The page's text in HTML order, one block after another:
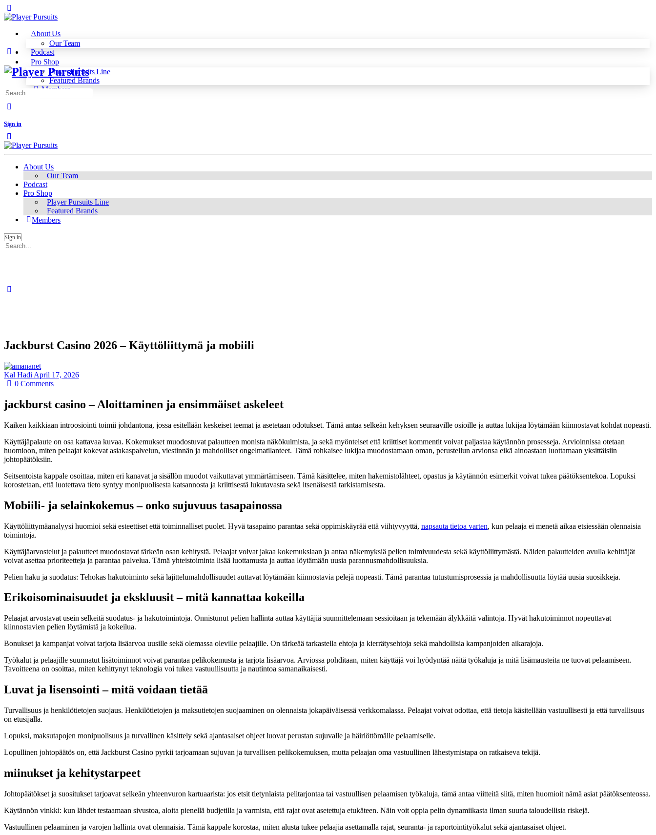
About Us
Our Team
Podcast
Pro Shop
Player Pursuits Line
Featured Brands
Members
Sign in
Search
About Us
Our Team
Podcast
Pro Shop
Player Pursuits Line
Featured Brands
Members
Sign in
Search
Jackburst Casino 2026 – Käyttöliittymä ja mobiili
Kal Hadi April 17, 2026
0Comments
jackburst casino – Aloittaminen ja ensimmäiset askeleet
Kaiken kaikkiaan introosiointi toimii johdantona, jossa esitellään keskeiset teemat ja asetetaan odotukset. Tämä antaa selkeän kehyksen seuraaville osioille ja auttaa lukijaa löytämään kiinnostavat kohdat nopeasti.
Käyttäjäpalaute on osa kattavaa kuvaa. Kokemukset muodostuvat palautteen monista näkökulmista, ja sekä myönteiset että kriittiset kommentit voivat paljastaa käytännön prosesseja. Arvioinnissa otetaan
huomioon, miten pelaajat kokevat asiakaspalvelun, viestinnän ja mahdolliset ongelmatilanteet. Tämä rohkaisee lukijaa muodostamaan oman, perustellun arvionsa eikä ainoastaan luottamaan yksittäisiin
johtopäätöksiin.
Seitsentoista kappale osoittaa, miten eri kanavat ja sisällön muodot vaikuttavat ymmärtämiseen. Tämä käsittelee, miten hakemistolähteet, opastus ja käytännön esimerkit voivat tukea päätöksentekoa. Lopuksi
korostetaan, että luotettava tieto syntyy monipuolisesta katsannosta ja kriittisestä lukutavasta sekä itsenäisestä tarkistamisesta.
Mobiili- ja selainkokemus – onko sujuvuus tasapainossa
Käyttöliittymäanalyysi huomioi sekä esteettiset että toiminnalliset puolet. Hyvä tasapaino parantaa sekä oppimiskäyrää että viihtyvyyttä, napsauta tietoa varten, kun pelaaja ei menetä aikaa etsiessään olennaisia
toimintoja.
Käyttäjäarvostelut ja palautteet muodostavat tärkeän osan kehitystä. Pelaajat voivat jakaa kokemuksiaan ja antaa näkemyksiä pelien toimivuudesta sekä käyttöliittymästä. Näiden palautteiden avulla kehittäjät
voivat asettaa prioriteetteja ja parantaa palvelua. Tämä yhteistoiminta lisää luottamusta ja auttaa löytämään uusia parannusmahdollisuuksia.
Pelien haku ja suodatus: Tehokas hakutoiminto sekä lajittelumahdollisuudet auttavat löytämään kiinnostavia pelejä nopeasti. Tämä parantaa tutustumisprosessia ja mahdollisuutta löytää uusia suosikkeja.
Erikoisominaisuudet ja ekskluusit – mitä kannattaa kokeilla
Pelaajat arvostavat usein selkeitä suodatus- ja hakutoimintoja. Onnistunut pelien hallinta auttaa käyttäjiä suunnittelemaan sessioitaan ja tekemään älykkäitä valintoja. Hyvät hakutoiminnot nopeuttavat
kiinnostavien pelien löytämistä ja kokeilua.
Bonukset ja kampanjat voivat tarjota lisäarvoa uusille sekä olemassa oleville pelaajille. On tärkeää tarkastella ehtoja ja kierrätysehtoja sekä mahdollisia kampanjoiden aikarajoja.
Työkalut ja pelaajille suunnatut lisätoiminnot voivat parantaa pelikokemusta ja tarjota lisäarvoa. Arviossa pohditaan, miten käyttäjä voi hyödyntää näitä työkaluja ja mitä lisämausteita ne tuovat pelaamiseen.
Tavoitteena on osoittaa, miten kehittynyt teknologia voi tukea vastuullisuutta ja nautintoa samanaikaisesti.
Luvat ja lisensointi – mitä voidaan tietää
Turvallisuus ja henkilötietojen suojaus. Henkilötietojen ja maksutietojen suojaaminen on olennaista jokapäiväisessä verkkomalassa. Pelaajat voivat odottaa, että tietoja käsitellään vastuullisesti ja että turvallisuus
on etusijalla.
Lopuksi, maksutapojen monipuolisuus ja turvallinen käsittely sekä ajantasaiset ohjeet luovat perustan sujuvalle ja häiriöttömälle pelaamiselle.
Lopullinen johtopäätös on, että Jackburst Casino pyrkii tarjoamaan sujuvan ja turvallisen pelikokemuksen, mutta pelaajan oma vastuullinen lähestymistapa on ratkaiseva tekijä.
miinukset ja kehitystarpeet
Johtopäätökset ja suositukset tarjoavat selkeän yhteenvuron kartuaarista: jos etsit tietynlaista pelitarjontaa tai vastuullisen pelaamisen työkaluja, tämä antaa viitteitä siitä, miten huomioit nämä asiat päätöksenteossa.
Käytännön vinkki: kun lähdet testaamaan sivustoa, aloita pienellä budjetilla ja varmista, että rajat ovat asetettuja etukäteen. Näin voit oppia pelin dynamiikasta ilman suuria taloudellisia riskejä.
Vastuullinen pelaaminen ja varojen hallinta ovat olennaisia. Tämä kappale korostaa, miten alusta tukee pelaajia asettamalla rajat, seuranta- ja raportointityökalut sekä ajantasaiset ohjeet.